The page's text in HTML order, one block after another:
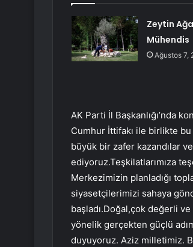
Zeytin
Mühendis
Ağustos 7,
AK Parti İl Başkanlığı’nda
Cumhur İttifakı ile birlikte
büyük bir zafer kazandılar
ediyoruz.Teşkilatlarımıza
Merkezimizin planladığı
siyasetçilerimizi sahaya
başladı.Doğal,çok değerli
yönelik gerçekten güçlü
duyuyoruz. Aziz milletimiz.